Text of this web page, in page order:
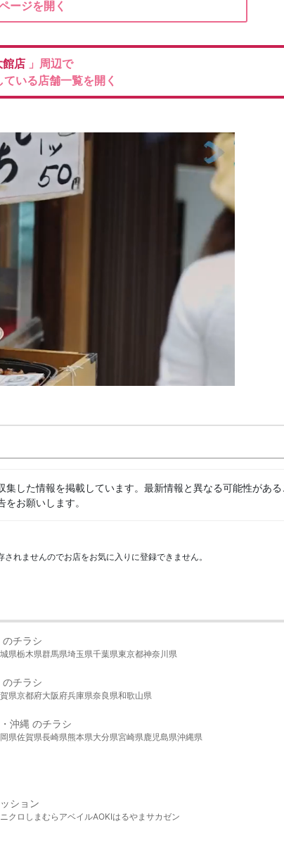
ージを開く
館店 」周辺で
いる店舗一覧を開く
した情報を掲載しています。最新情報と異なる可能性があ
をお願いします。
れませんのでお店をお気に入りに登録できません。
のチラシ
県栃木県群馬県埼玉県千葉県東京都神奈川県
のチラシ
県京都府大阪府兵庫県奈良県和歌山県
沖縄 のチラシ
県佐賀県長崎県熊本県大分県宮崎県鹿児島県沖縄県
ション
クロ しまむら アベイルAOKIはるやま サカゼン